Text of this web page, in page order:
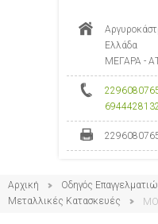
Ελλάδα
ΜΕΓΑΡΑ -
Αρχική Οδηγός
Μεταλλικές Κατασκευές